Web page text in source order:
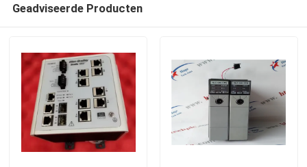
Geadviseerde Producten